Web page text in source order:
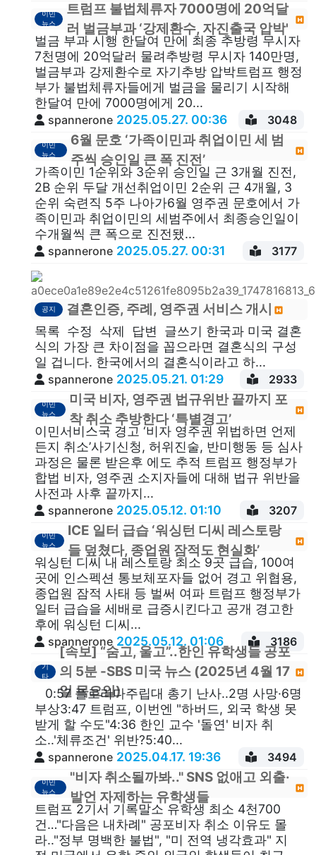
이민
뉴스
트럼프 불법체류자 7000명에 20억달
러 벌금부과 ‘강제환수, 자진출국 압박'
벌금 부과 시행 한달여 만에 최종 추방령 무시자
7천명에 20억달러 물려추방령 무시자 140만명,
벌금부과 강제환수로 자기추방 압박트럼프 행정
부가 불법체류자들에게 벌금을 물리기 시작해
한달여 만에 7000명에게 20...
spannerone 2025.05.27. 00:36 3048
이민
뉴스
6월 문호 ‘가족이민과 취업이민 세 범
주씩 승인일 큰 폭 진전’
가족이민 1순위와 3순위 승인일 근 3개월 진전,
2B 순위 두달 개선취업이민 2순위 근 4개월, 3
순위 숙련직 5주 나아가6월 영주권 문호에서 가
족이민과 취업이민의 세범주에서 최종승인일이
수개월씩 큰 폭으로 진전됐...
spannerone 2025.05.27. 00:31 3177
공지 결혼인증, 주례, 영주권 서비스 개시
목록 수정 삭제 답변 글쓰기 한국과 미국 결혼
식의 가장 큰 차이점을 꼽으라면 결혼식의 구성
일 겁니다. 한국에서의 결혼식이라고 하...
spannerone 2025.05.21. 01:29 2933
이민
뉴스
미국 비자, 영주권 법규위반 끝까지 포
착 취소 추방한다 ‘특별경고’
이민서비스국 경고 ‘비자 영주권 위법하면 언제
든지 취소’사기신청, 허위진술, 반미행동 등 심사
과정은 물론 받은후 에도 추적 트럼프 행정부가
합법 비자, 영주권 소지자들에 대해 법규 위반을
사전과 사후 끝까지...
spannerone 2025.05.12. 01:10 3207
이민
뉴스
ICE 일터 급습 ‘워싱턴 디씨 레스토랑
들 덮쳤다, 종업원 잠적도 현실화’
워싱턴 디씨 내 레스토랑 최소 9곳 급습, 100여
곳에 인스펙션 통보체포자들 없어 경고 위협용,
종업원 잠적 사태 등 벌써 여파 트럼프 행정부가
일터 급습을 세배로 급증시킨다고 공개 경고한
후에 워싱턴 디씨...
spannerone 2025.05.12. 01:06 3186
기
타
[속보] “숨고, 울고”..한인 유학생들 공포
의 5분 -SBS 미국 뉴스 (2025년 4월 17
일 목요일)
0:57 플로리다주립대 총기 난사..2명 사망·6명
부상3:47 트럼프, 이번엔 "하버드, 외국 학생 못
받게 할 수도"4:36 한인 교수 '돌연' 비자 취
소..'체류조건' 위반?5:40...
spannerone 2025.04.17. 19:36 3494
이민
뉴스
"비자 취소될까봐.." SNS 없애고 외출·
발언 자제하는 유학생들
트럼프 2기서 기록말소 유학생 최소 4천700
건…"다음은 내차례" 공포비자 취소 이유도 몰
라.."정부 명백한 불법", "미 전역 냉각효과" 지